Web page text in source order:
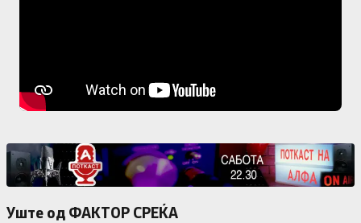
Уште од ФАКТОР СРЕЌА